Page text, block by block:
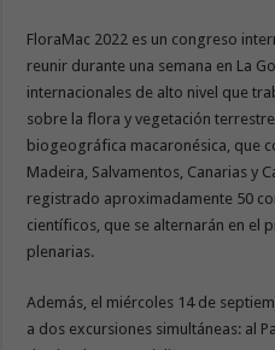
FloraMac 2022 es un congreso
reunir durante una semana en La
internacionales de alto nivel que
sobre la flora y vegetación
biogeográfica macaronésica, que
Madeira, Salvamentos, Canarias y
registrado aproximadamente 50
científicos, que se alternarán en el
plenarias.
Además, el miércoles 14 de
a dos excursiones simultáneas: al